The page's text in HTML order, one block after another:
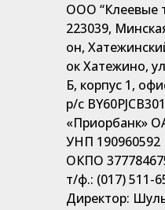
ООО “Клеевые
223039,
он,
ок Хатежино,
Б, корпус 1,
р/с
«Приорбанк»
УНП 190960592
ОКПО
т/ф.: (017) 511-
Директор: